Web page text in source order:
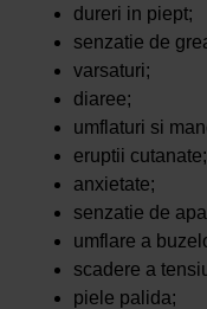
dureri in piept;
senzatie de
varsaturi;
diaree;
umflaturi si
eruptii cutanate;
anxietate;
senzatie de
umflare a
scadere a
piele palida;